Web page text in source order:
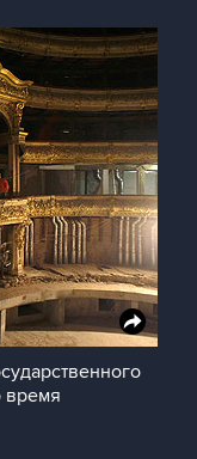
время